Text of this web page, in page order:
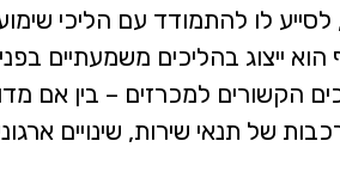
לו להתמודד עם הליכי
ייצוג בהליכים משמעתיים
הקשורים למכרזים – בין אם
של תנאי שירות, שינויים